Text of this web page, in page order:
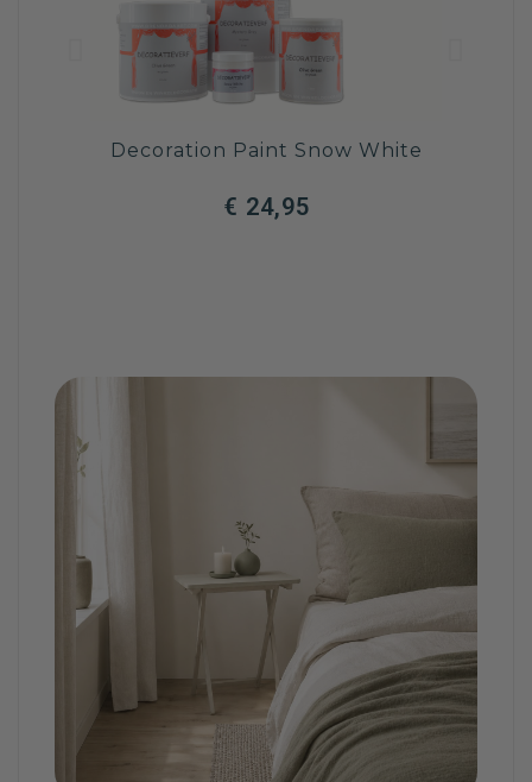
Decoration Paint Snow White
€ 24,95